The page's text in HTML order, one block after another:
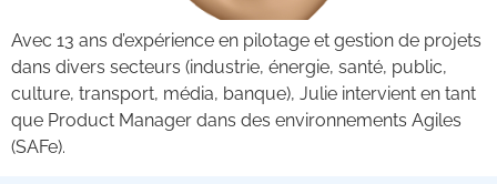
Avec 13 ans d’expérience en pilotage et gestion de projets
dans divers secteurs (industrie, énergie, santé, public,
culture, transport, média, banque), Julie intervient en tant
que Product Manager dans des environnements Agiles
(SAFe).